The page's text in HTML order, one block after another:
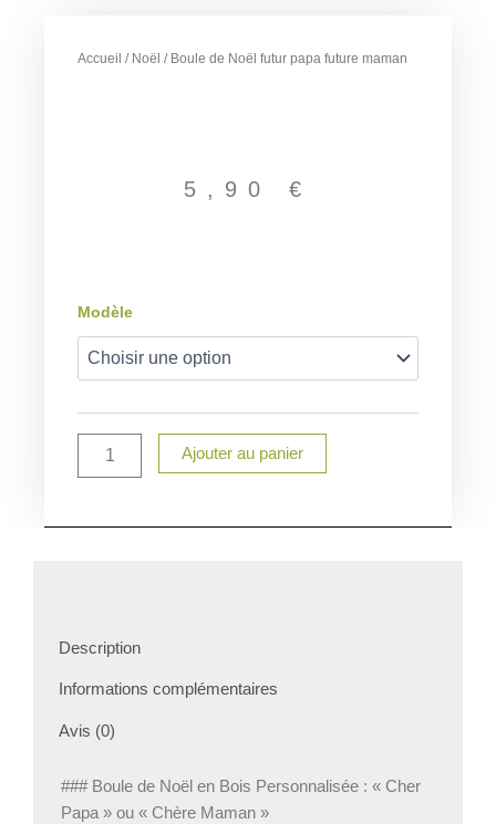
Accueil / Noël / Boule de Noël futur papa future maman
5,90 €
Modèle
quantité
Boule
futur
papa
future
maman
Ajouter au panier
Description
Informations complémentaires
Avis (0)
### Boule de Noël en Bois Personnalisée : « Cher
Papa » ou « Chère Maman »